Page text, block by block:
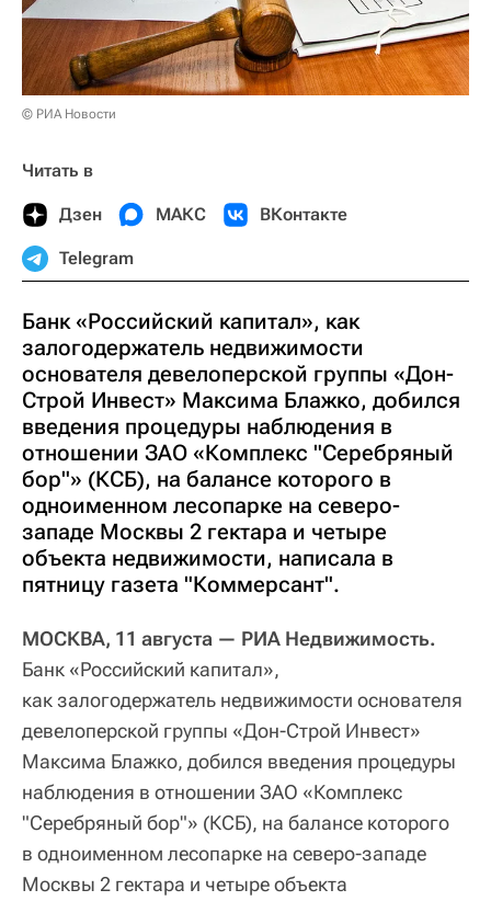
© РИА Новости
Читать в
Дзен МАКС ВКонтакте
Telegram
Банк «Российский капитал», как
залогодержатель недвижимости
основателя девелоперской группы «Дон-
Строй Инвест» Максима Блажко, добился
введения процедуры наблюдения в
отношении ЗАО «Комплекс "Серебряный
бор"» (КСБ), на балансе которого в
одноименном лесопарке на северо-
западе Москвы 2 гектара и четыре
объекта недвижимости, написала в
пятницу газета "Коммерсант".
МОСКВА, 11 августа — РИА Недвижимость.
Банк «Российский капитал»,
как залогодержатель недвижимости основателя
девелоперской группы «Дон-Строй Инвест»
Максима Блажко, добился введения процедуры
наблюдения в отношении ЗАО «Комплекс
"Серебряный бор"» (КСБ), на балансе которого
в одноименном лесопарке на северо-западе
Москвы 2 гектара и четыре объекта